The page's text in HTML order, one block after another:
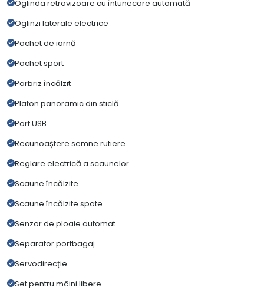
Oglinda retrovizoare cu întunecare automată
Oglinzi laterale electrice
Pachet de iarnă
Pachet sport
Parbriz încălzit
Plafon panoramic din sticlă
Port USB
Recunoaștere semne rutiere
Reglare electrică a scaunelor
Scaune încălzite
Scaune încălzite spate
Senzor de ploaie automat
Separator portbagaj
Servodirecție
Set pentru mâini libere